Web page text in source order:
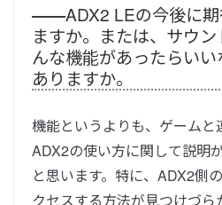
――ADX2 LEの今後に
ますか。または、サウ
んな機能があったらい
ありますか。
機能というよりも、ゲームと
ADX2の使い方に関して説明
と思います。 特に、ADX2側
クセスする方法が見つけづら